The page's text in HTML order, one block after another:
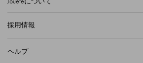
採用情報
ヘルプ